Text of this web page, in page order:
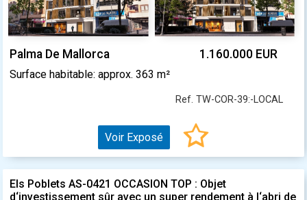
Palma De Mallorca 1.160.000 EUR
Surface habitable: approx. 363 m²
Ref. TW-COR-39:-LOCAL
Voir Exposé
Els Poblets AS-0421 OCCASION TOP : Objet
d‘investissement sûr avec un super rendement à l‘abri de